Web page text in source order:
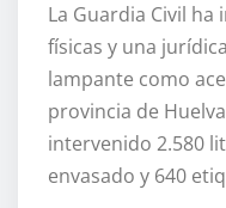
La Guardia Civil ha
físicas y una
lampante como
provincia de
intervenido 2.580
envasado y 640